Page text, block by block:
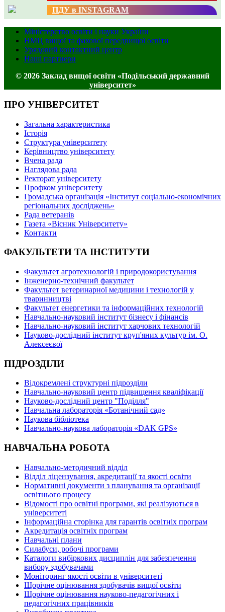
ПДУ в INSTAGRAM
Міністерство освіти і науки України
НМЦ вищої та фахової передвищої освіти
Урядовий контактний центр
Наші партнери
© 2026 Заклад вищої освіти «Подільський державний
університет»
ПРО УНІВЕРСИТЕТ
Загальна характеристика
Історія
Структура університету
Керівництво університету
Вчена рада
Наглядова рада
Ректорат університету
Профком університету
Громадська організація «Інститут соціально-економічних
регіональних досліджень»
Рада ветеранів
Газета «Вісник Університету»
Контакти
ФАКУЛЬТЕТИ ТА ІНСТИТУТИ
Факультет агротехнологій і природокористування
Інженерно-технічний факультет
Факультет ветеринарної медицини і технологій у
тваринництві
Факультет енергетики та інформаційних технологій
Навчально-науковий інститут бізнесу і фінансів
Навчально-науковий інститут харчових технологій
Науково-дослідний інститут круп'яних культур ім. О.
Алексеєвої
ПІДРОЗДІЛИ
Відокремлені структурні підрозділи
Навчально-науковий центр підвищення кваліфікації
Науково-дослідний центр "Поділля"
Навчальна лабораторія «Ботанічний сад»
Наукова бібліотека
Навчально-наукова лабораторія «DAK GPS»
НАВЧАЛЬНА РОБОТА
Навчально-методичний відділ
Відділ ліцензування, акредитації та якості освіти
Нормативні документи з планування та організації
освітнього процесу
Відомості про освітні програми, які реалізуються в
університеті
Інформаційна сторінка для гарантів освітніх програм
Акредитація освітніх програм
Навчальні плани
Силабуси, робочі програми
Каталоги вибіркових дисциплін для забезпечення
вибору здобувачами
Моніторинг якості освіти в університеті
Щорічне оцінювання здобувачів вищої освіти
Щорічне оцінювання науково-педагогічних і
педагогічних працівників